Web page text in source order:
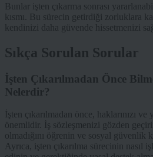
Bunlar işten çıkarma sonrası
kısmı. Bu sürecin getirdiği zorluklara
kendinizi daha güvende hissetmenizi
Sıkça Sorulan Sorular
İşten Çıkarılmadan Önce
Nelerdir?
İşten çıkarılmadan önce, haklarınızı
önemlidir. İş sözleşmenizi gözden
olmadığını öğrenin ve sosyal güvenlik
Ayrıca, işten çıkarılma sürecinin nasıl